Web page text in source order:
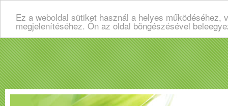
Ez a weboldal sütiket használ a helyes
megjelenítéséhez. Ön az oldal böngészésével